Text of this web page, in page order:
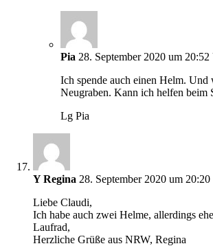
Pia 28. September 2020 um
Ich spende auch einen Helm.
Neugraben. Kann ich helfen beim
Lg Pia
Y Regina 28. September 2020 um
Liebe Claudi,
Ich habe auch zwei Helme, allerdings
Laufrad,
Herzliche Grüße aus NRW, Regina